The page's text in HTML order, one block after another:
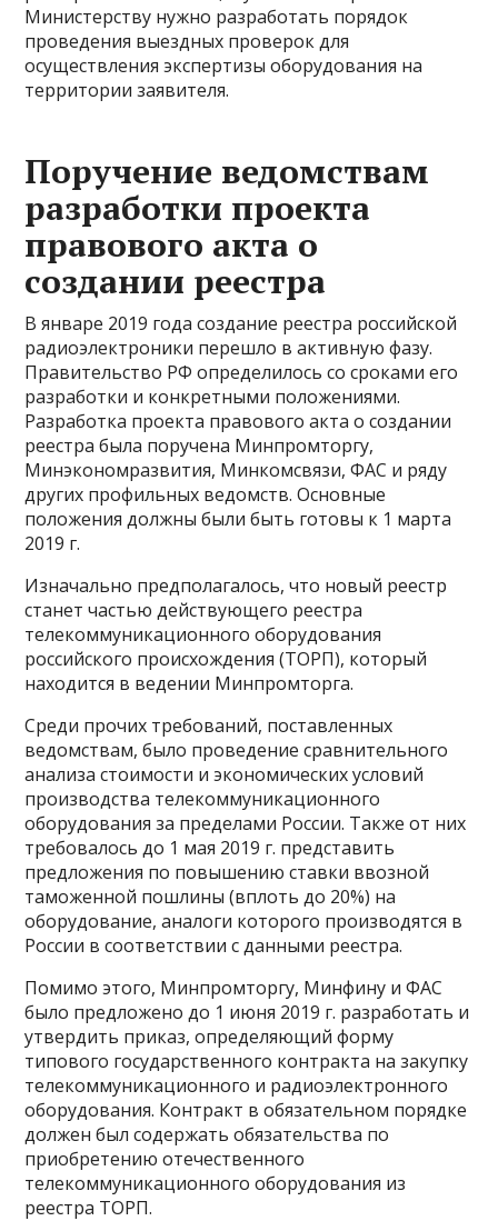
Министерству нужно разработать порядок
проведения выездных проверок для
осуществления экспертизы оборудования на
территории заявителя.
Поручение ведомствам
разработки проекта
правового акта о
создании реестра
В январе 2019 года создание реестра российской
радиоэлектроники перешло в активную фазу.
Правительство РФ определилось со сроками его
разработки и конкретными положениями.
Разработка проекта правового акта о создании
реестра была поручена Минпромторгу,
Минэкономразвития, Минкомсвязи, ФАС и ряду
других профильных ведомств. Основные
положения должны были быть готовы к 1 марта
2019 г.
Изначально предполагалось, что новый реестр
станет частью действующего реестра
телекоммуникационного оборудования
российского происхождения (ТОРП), который
находится в ведении Минпромторга.
Среди прочих требований, поставленных
ведомствам, было проведение сравнительного
анализа стоимости и экономических условий
производства телекоммуникационного
оборудования за пределами России. Также от них
требовалось до 1 мая 2019 г. представить
предложения по повышению ставки ввозной
таможенной пошлины (вплоть до 20%) на
оборудование, аналоги которого производятся в
России в соответствии с данными реестра.
Помимо этого, Минпромторгу, Минфину и ФАС
было предложено до 1 июня 2019 г. разработать и
утвердить приказ, определяющий форму
типового государственного контракта на закупку
телекоммуникационного и радиоэлектронного
оборудования. Контракт в обязательном порядке
должен был содержать обязательства по
приобретению отечественного
телекоммуникационного оборудования из
реестра ТОРП.